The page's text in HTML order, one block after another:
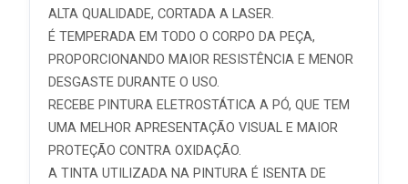
ALTA QUALIDADE, CORTADA A LASER.
É TEMPERADA EM TODO O CORPO DA PEÇA,
PROPORCIONANDO MAIOR RESISTÊNCIA E MENOR
DESGASTE DURANTE O USO.
RECEBE PINTURA ELETROSTÁTICA A PÓ, QUE TEM
UMA MELHOR APRESENTAÇÃO VISUAL E MAIOR
PROTEÇÃO CONTRA OXIDAÇÃO.
A TINTA UTILIZADA NA PINTURA É ISENTA DE